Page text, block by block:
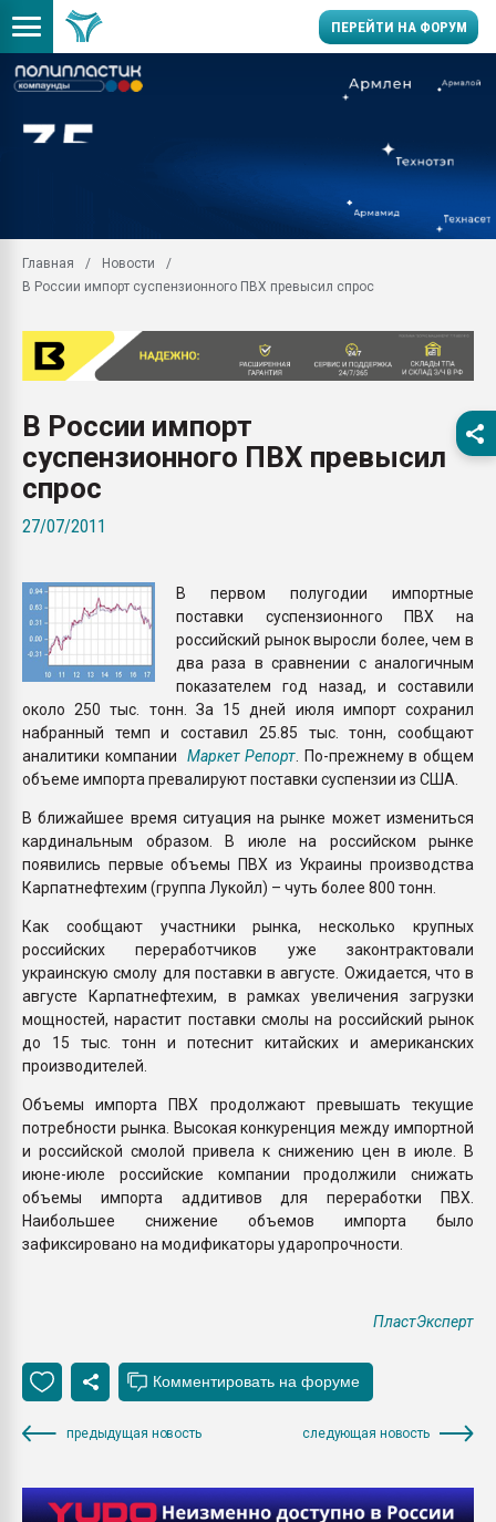
ПЕРЕЙТИ НА ФОРУМ
заводу пластмасс"
Подмосковье, Москва
28.07.2026
28.07.2026
ПЕРЕЙТИ НА
Главная
Новости
В России импорт суспензионного ПВХ превысил спрос
В России импорт
суспензионного ПВХ превысил
спрос
27/07/2011
В первом полугодии импортные
поставки суспензионного ПВХ на
российский рынок выросли более, чем в
два раза в сравнении с аналогичным
показателем год назад, и составили
около 250 тыс. тонн. За 15 дней июля импорт сохранил
набранный темп и составил 25.85 тыс. тонн, сообщают
аналитики компании
Маркет Репорт . По-прежнему в общем
объеме импорта превалируют поставки суспензии из США.
В ближайшее время ситуация на рынке может измениться
кардинальным образом. В июле на российском рынке
появились первые объемы ПВХ из Украины производства
Карпатнефтехим (группа Лукойл) – чуть более 800 тонн.
Как сообщают участники рынка, несколько крупных
российских переработчиков уже законтрактовали
украинскую смолу для поставки в августе. Ожидается, что в
августе Карпатнефтехим, в рамках увеличения загрузки
мощностей, нарастит поставки смолы на российский рынок
до 15 тыс. тонн и потеснит китайских и американских
производителей.
Объемы импорта ПВХ продолжают превышать текущие
потребности рынка. Высокая конкуренция между импортной
и российской смолой привела к снижению цен в июле. В
июне-июле российские компании продолжили снижать
объемы импорта аддитивов для переработки ПВХ.
Наибольшее снижение объемов импорта было
зафиксировано на модификаторы ударопрочности.
ПластЭксперт
предыдущая новость следующая новость